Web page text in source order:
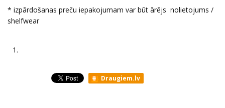
* izpārdošanas preču iepakojumam var būt ārējs nolietojums /
shelfwear
1.
Draugiem.lv